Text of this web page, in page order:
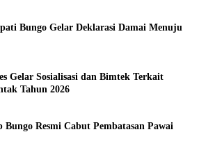
Bungo Gelar Deklarasi Damai Menuju
Gelar Sosialisasi dan Bimtek Terkait
Tahun 2026
Resmi Cabut Pembatasan Pawai